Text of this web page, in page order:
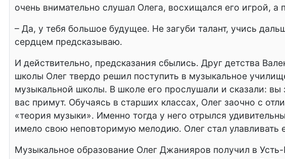
очень внимательно слушал Олега, восхищался его игрой, а
– Да, у тебя большое будущее. Не загуби талант, учись
сердцем предсказываю.
И действительно, предсказания сбылись. Друг детства
школы Олег твердо решил поступить в музыкальное
музыкальной школы. В школе его прослушали и сказали:
вас примут. Обучаясь в старших классах, Олег заочно с
«теория музыки». Именно тогда у него отрылся
имело свою неповторимую мелодию. Олег стал улавливать
Музыкальное образование Олег Джанияров получил в